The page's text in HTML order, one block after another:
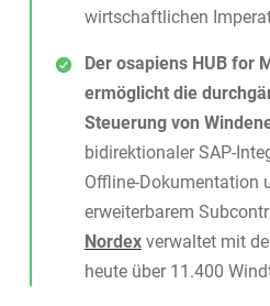
wirtschaftlichen
Der osapiens HUB for
ermöglicht die
Steuerung von
bidirektionaler SAP-
Offline-Dokumentation
erweiterbarem
Nordexverwaltet mit
heute über 11.400